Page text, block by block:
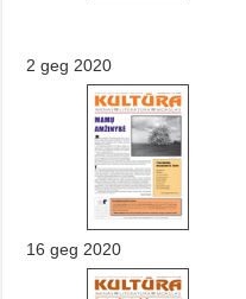
2 geg 2020
16 geg 2020